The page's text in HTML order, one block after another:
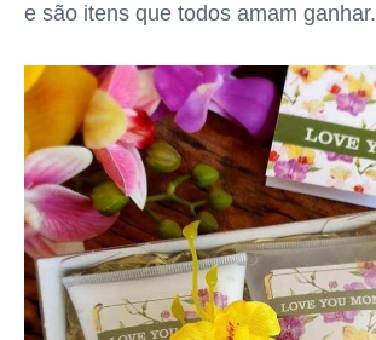
e são itens que todos amam ganhar.